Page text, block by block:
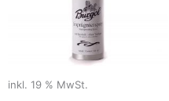
inkl. 19 % MwSt.